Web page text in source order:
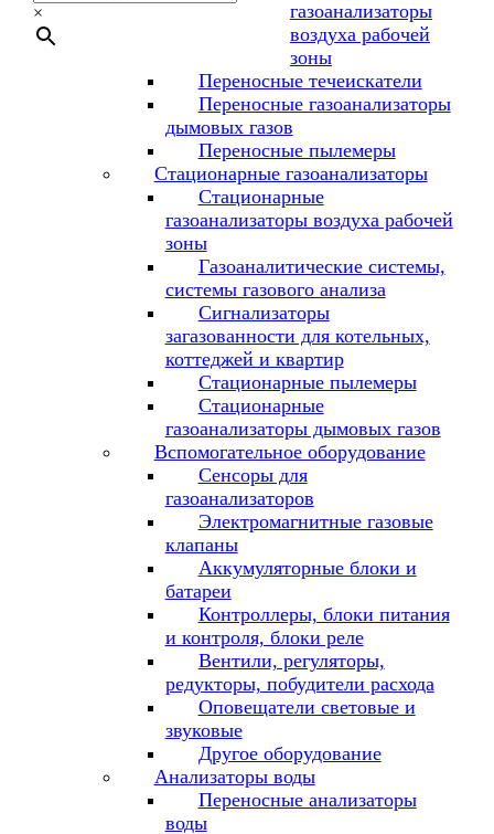
×
газоанализаторы
воздуха рабочей
зоны
Переносные течеискатели
Переносные газоанализаторы
дымовых газов
Переносные пылемеры
Стационарные газоанализаторы
Стационарные
газоанализаторы воздуха рабочей
зоны
Газоаналитические системы,
системы газового анализа
Сигнализаторы
загазованности для котельных,
коттеджей и квартир
Стационарные пылемеры
Стационарные
газоанализаторы дымовых газов
Вспомогательное оборудование
Сенсоры для
газоанализаторов
Электромагнитные газовые
клапаны
Аккумуляторные блоки и
батареи
Контроллеры, блоки питания
и контроля, блоки реле
Вентили, регуляторы,
редукторы, побудители расхода
Оповещатели световые и
звуковые
Другое оборудование
Анализаторы воды
Переносные анализаторы
воды